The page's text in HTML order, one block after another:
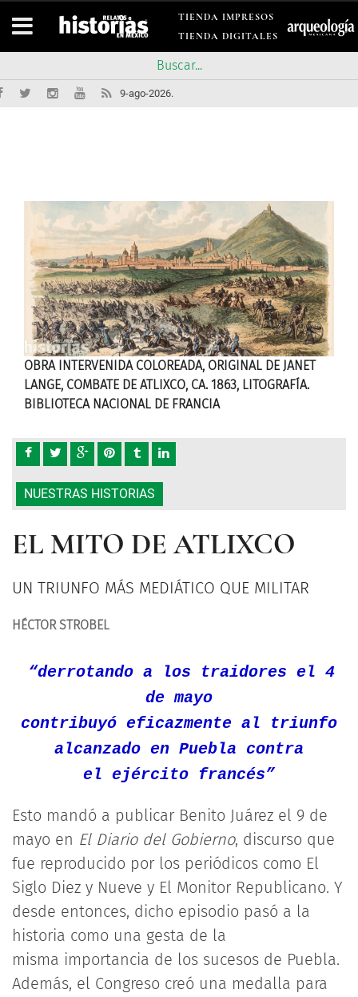
TIENDA IMPRESOS
TIENDA DIGITALES
9-ago-2026.
OBRA INTERVENIDA COLOREADA, ORIGINAL DE JANET
LANGE, COMBATE DE ATLIXCO, CA. 1863, LITOGRAFÍA.
BIBLIOTECA NACIONAL DE FRANCIA
NUESTRAS HISTORIAS
EL MITO DE ATLIXCO
UN TRIUNFO MÁS MEDIÁTICO QUE MILITAR
HÉCTOR STROBEL
“derrotando a los traidores el 4
de mayo
contribuyó eficazmente al triunfo
alcanzado en Puebla contra
el ejército francés”
Esto mandó a publicar Benito Juárez el 9 de
mayo en El Diario del Gobierno, discurso que
fue reproducido por los periódicos como El
Siglo Diez y Nueve y El Monitor Republicano. Y
desde entonces, dicho episodio pasó a la
historia como una gesta de la
misma importancia de los sucesos de Puebla.
Además, el Congreso creó una medalla para